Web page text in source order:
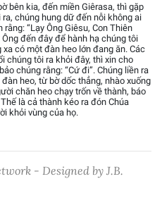
bên kia, đến miền Giêrasa, thì gặp
chúng hung dữ đến nỗi không ai
“Lạy Ông Giêsu, Con Thiên
đến đây để hành hạ chúng tôi
có một đàn heo lớn đang ăn. Các
chúng tôi ra khỏi đây, thì xin cho
chúng rằng: “Cứ đi”. Chúng liền ra
heo, từ bờ dốc thẳng, nhào xuống
chăn heo chạy trốn về thành, báo
là cả thành kéo ra đón Chúa
khỏi vùng của họ.
- Designed by J.B.